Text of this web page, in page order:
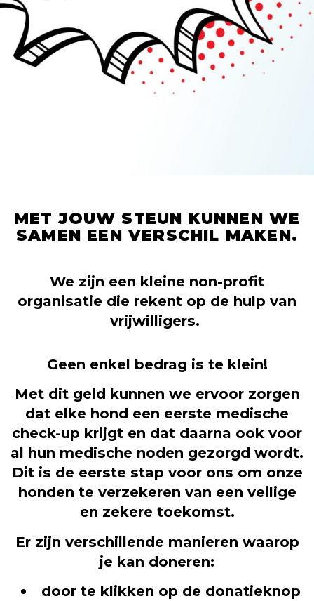
MET JOUW STEUN KUNNEN WE
SAMEN EEN VERSCHIL MAKEN.
We zijn een kleine non-profit
organisatie die rekent op de hulp van
vrijwilligers.
Geen enkel bedrag is te klein!
Met dit geld kunnen we ervoor zorgen
dat elke hond een eerste medische
check-up krijgt en dat daarna ook voor
al hun medische noden gezorgd wordt.
Dit is de eerste stap voor ons om onze
honden te verzekeren van een veilige
en zekere toekomst.
Er zijn verschillende manieren waarop
je kan doneren:
door te klikken op de donatieknop